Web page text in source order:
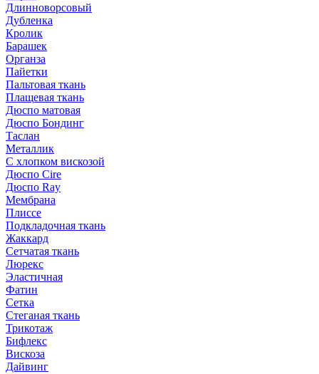
Длинноворсовый
Дубленка
Кролик
Барашек
Органза
Пайетки
Пальтовая ткань
Плащевая ткань
Дюспо матовая
Дюспо Бондинг
Таслан
Металлик
С хлопком вискозой
Дюспо Cire
Дюспо Ray
Мембрана
Плиссе
Подкладочная ткань
Жаккард
Сетчатая ткань
Люрекс
Эластичная
Фатин
Сетка
Стеганая ткань
Трикотаж
Бифлекс
Вискоза
Дайвинг